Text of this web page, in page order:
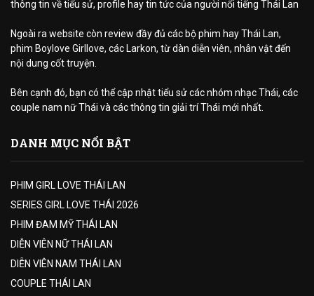
thông tin về tiểu sử, profile hay tin tức của người nổi tiếng Thái Lan
Ngoài ra website còn review đầy đủ các bộ phim hay Thái Lan,
phim Boylove Girllove, các Larkon, từ dàn diễn viên, nhân vật đến
nội dung cốt truyện.
Bên cạnh đó, bạn có thể cập nhật tiểu sử các nhóm nhạc Thái, các
couple nam nữ Thái và các thông tin giải trí Thái mới nhất.
DANH MỤC NỔI BẬT
PHIM GIRL LOVE THÁI LAN
SERIES GIRL LOVE THÁI 2026
PHIM ĐAM MỸ THÁI LAN
DIỄN VIÊN NỮ THÁI LAN
DIỄN VIÊN NAM THÁI LAN
COUPLE THÁI LAN